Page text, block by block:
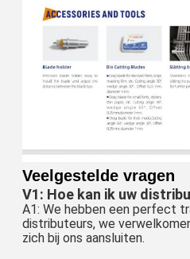
Veelgestelde vragen
V1: Hoe kan ik uw
A1: We hebben een perfect
distributeurs, we
zich bij ons aansluiten.